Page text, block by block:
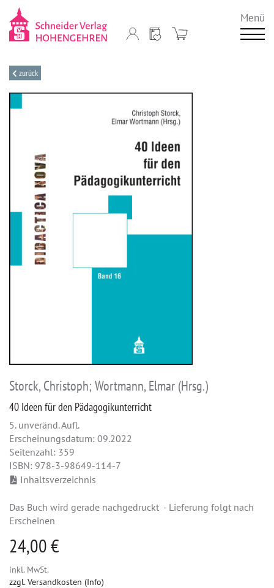
Menü
zurück
Storck, Christoph; Wortmann, Elmar (Hrsg.)
40 Ideen für den Pädagogikunterricht
5. unveränd. Aufl.
Erscheinungsdatum: 09.2022
Seitenzahl: 359
ISBN: 978-3-98649-114-7
Inhaltsverzeichnis
Das Buch wird gerade nachgedruckt - Lieferung folgt nach
Erscheinen
24,00 €
inkl. MwSt.
zzgl. Versandkosten (Info)